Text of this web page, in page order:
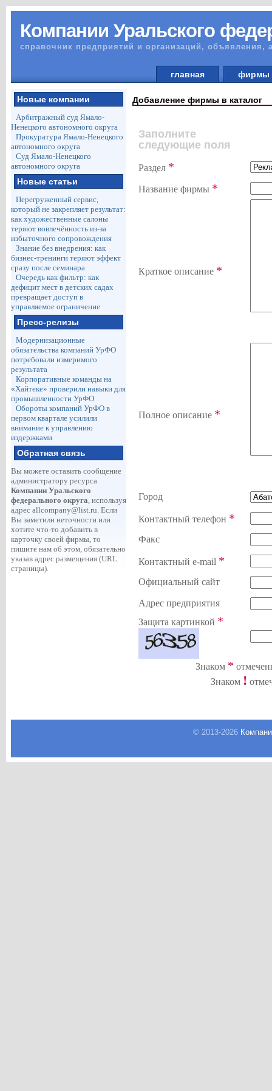
Компании Уральского
справочник предприятий и организаций, объявления,
главная
Новые компании
Арбитражный суд Ямало-
Ненецкого автономного округа
Прокуратура Ямало-Ненецкого
автономного округа
Суд Ямало-Ненецкого
автономного округа
Новые статьи
Перегруженный сервис,
который не закрепляет результат:
как художественные салоны
теряют вовлечённость из-за
избыточного сопровождения
Знание без внедрения: как
бизнес-тренинги теряют эффект
сразу после семинара
Очередь как фильтр: как
дефицит мест в детских садах
превращает доступ в
управляемое ограничение
Пресс-релизы
Модернизационные
обязательства компаний УрФО
потребовали измеримого
результата
Корпоративные команды на
«Хайтеке» проверили навыки для
промышленности УрФО
Обороты компаний УрФО в
первом квартале усилили
внимание к управлению
издержками
Обратная связь
Вы можете оставить сообщение
администратору ресурса
Компании Уральского
федерального округа, используя
адрес allcompany@list.ru. Если
Вы заметили неточности или
хотите что-то добавить в
карточку своей фирмы, то
пишите нам об этом, обязательно
указав адрес размещения (URL
страницы).
Добавление фирмы в каталог
Заполните
следующие поля
Раздел *
Название фирмы *
Краткое описание *
Полное описание *
Город
Контактный телефон *
Факс
Контактный e-mail *
Официальный сайт
Адрес предприятия
Защита картинкой *
Знаком *
Знаком !
© 2013-2026